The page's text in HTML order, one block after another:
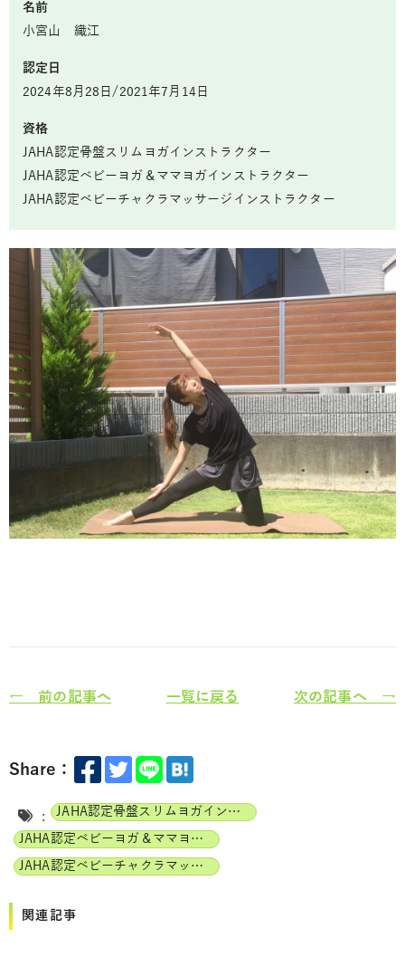
名前
小宮山 織江
認定日
2024年8月28日/2021年7月14日
資格
JAHA認定骨盤スリムヨガインストラクター
JAHA認定ベビーヨガ＆ママヨガインストラクター
JAHA認定ベビーチャクラマッサージインストラクター
← 前の記事へ 一覧に戻る 次の記事へ →
Share：
:
JAHA認定骨盤スリムヨガインストラクター
JAHA認定ベビーヨガ＆ママヨガインストラクター
JAHA認定ベビーチャクラマッサージインストラクター
関連記事